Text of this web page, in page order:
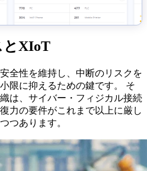
とXIoT
全性を維持し、中断のリスクを
限に抑えるための鍵です。 そ
は、サイバー・フィジカル接続
力の要件がこれまで以上に厳し
つあります。